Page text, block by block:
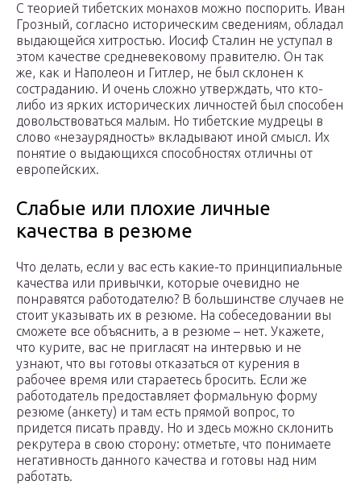
С теорией тибетских монахов можно поспорить. Иван
Грозный, согласно историческим сведениям, обладал
выдающейся хитростью. Иосиф Сталин не уступал в
этом качестве средневековому правителю. Он так
же, как и Наполеон и Гитлер, не был склонен к
состраданию. И очень сложно утверждать, что кто-
либо из ярких исторических личностей был способен
довольствоваться малым. Но тибетские мудрецы в
слово «незаурядность» вкладывают иной смысл. Их
понятие о выдающихся способностях отличны от
европейских.
Слабые или плохие личные
качества в резюме
Что делать, если у вас есть какие-то принципиальные
качества или привычки, которые очевидно не
понравятся работодателю? В большинстве случаев не
стоит указывать их в резюме. На собеседовании вы
сможете все объяснить, а в резюме – нет. Укажете,
что курите, вас не пригласят на интервью и не
узнают, что вы готовы отказаться от курения в
рабочее время или стараетесь бросить. Если же
работодатель предоставляет формальную форму
резюме (анкету) и там есть прямой вопрос, то
придется писать правду. Но и здесь можно склонить
рекрутера в свою сторону: отметьте, что понимаете
негативность данного качества и готовы над ним
работать.